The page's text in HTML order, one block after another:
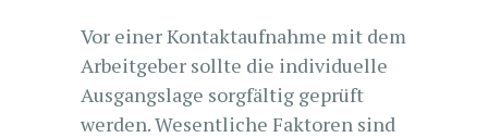
Vor einer Kontaktaufnahme mit dem
Arbeitgeber sollte die individuelle
Ausgangslage sorgfältig geprüft
werden. Wesentliche Faktoren sind